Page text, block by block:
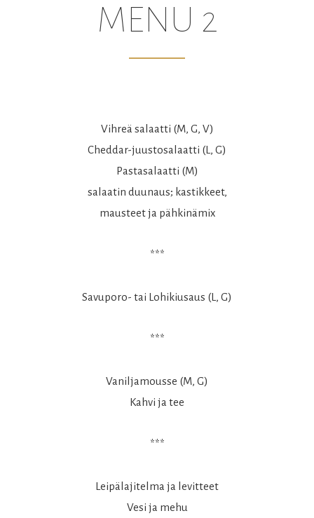
MENU 2
Vihreä salaatti (M, G, V)
Cheddar-juustosalaatti (L, G)
Pastasalaatti (M)
salaatin duunaus; kastikkeet,
mausteet ja pähkinämix
***
Savuporo- tai Lohikiusaus (L, G)
***
Vaniljamousse (M, G)
Kahvi ja tee
***
Leipälajitelma ja levitteet
Vesi ja mehu